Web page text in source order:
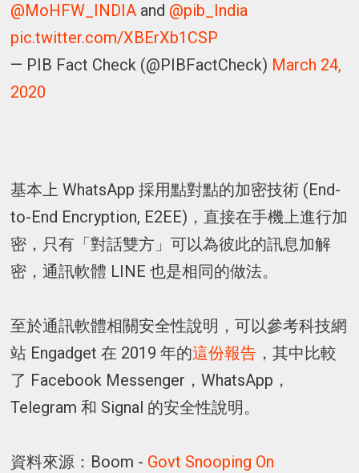
@MoHFW_INDIA and @pib_India
pic.twitter.com/XBErXb1CSP
— PIB Fact Check (@PIBFactCheck) March 24,
2020
基本上 WhatsApp 採用點對點的加密技術 (End-
to-End Encryption, E2EE)，直接在手機上進行加
密，只有「對話雙方」可以為彼此的訊息加解
密，通訊軟體 LINE 也是相同的做法。
至於通訊軟體相關安全性說明，可以參考科技網
站 Engadget 在 2019 年的這份報告 ，其中比較
了 Facebook Messenger，WhatsApp，
Telegram 和 Signal 的安全性說明。
資料來源：Boom - Govt Snooping On